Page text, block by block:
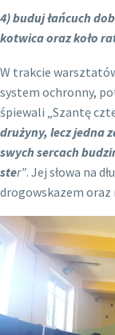
4) buduj łańcuch
kotwica oraz koło
W trakcie
system ochronny,
śpiewali „Szantę
drużyny, lecz jedna
swych sercach
ster”. Jej słowa na
drogowskazem oraz